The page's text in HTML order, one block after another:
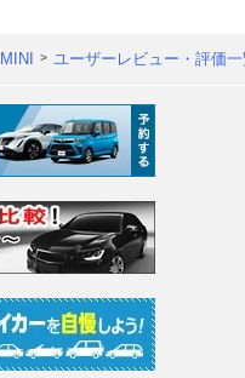
MINI ユーザーレビュー・評価